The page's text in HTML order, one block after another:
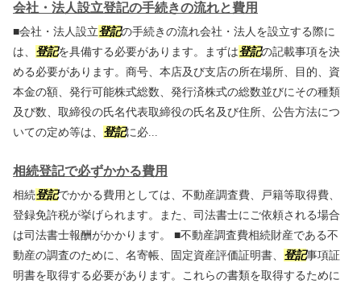
会社・法人設立登記の手続きの流れと費用
■会社・法人設立登記の手続きの流れ会社・法人を設立する際に
は、 登記を具備する必要があります。まずは登記の記載事項を決
める必要があります。商号、本店及び支店の所在場所、目的、資
本金の額、発行可能株式総数、発行済株式の総数並びにその種類
及び数、取締役の氏名代表取締役の氏名及び住所、公告方法につ
いての定め等は、 登記に必...
相続登記で必ずかかる費用
相続登記でかかる費用としては、不動産調査費、戸籍等取得費、
登録免許税が挙げられます。また、司法書士にご依頼される場合
は司法書士報酬がかかります。 ■不動産調査費相続財産である不
動産の調査のために、名寄帳、固定資産評価証明書、 登記事項証
明書を取得する必要があります。これらの書類を取得するために